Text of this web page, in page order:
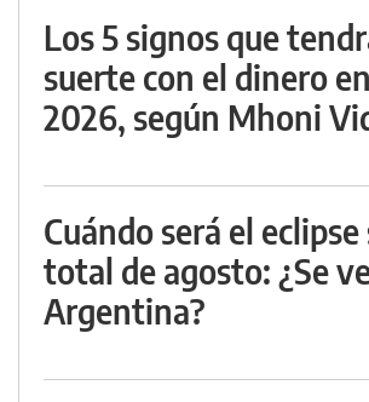
Los 5 signos que
suerte con el dinero
2026, según Mhoni
Cuándo será el
total de agosto: ¿Se
Argentina?